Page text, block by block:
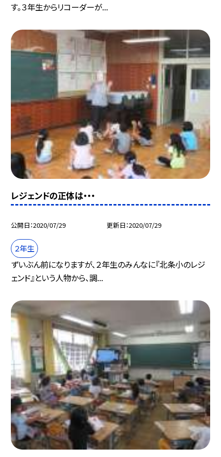
す。３年生からリコーダーが...
レジェンドの正体は・・・
公開日 2020/07/29 更新日 2020/07/29
２年生
ずいぶん前になりますが、２年生のみんなに『北条小のレジ
ェンド』という人物から、調...